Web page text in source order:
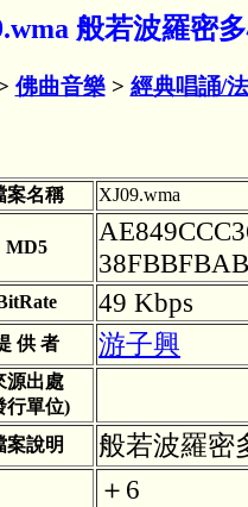
般若波羅密
佛曲音樂> 經典唱誦/
案名稱 XJ09.wma
MD5
49 Kbps
供 者 游子興
源出處
行單位)
案說明
般若波羅密
＋6